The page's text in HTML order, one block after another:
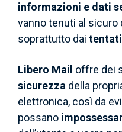
informazioni e dati
vanno tenuti al sicuro
soprattutto dai
Libero Mail offre dei
sicurezza della
elettronica, così da
possano